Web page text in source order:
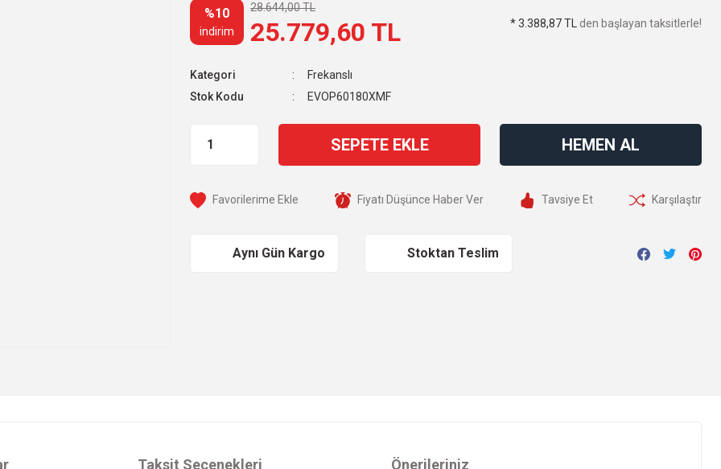
%10
indirim
28.644,00 TL
25.779,60 TL * 3.388,87 TL den başlayan taksitlerle!
Kategori
Frekanslı
Stok Kodu
EVOP60180XMF
SEPETE EKLE HEMEN AL
Fiyatı Düşünce Haber Ver Tavsiye Et Karşılaştır
Aynı Gün Kargo Stoktan Teslim
Taksit Seçenekleri Önerileriniz